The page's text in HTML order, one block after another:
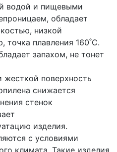
водой и пищевыми
обладает
низкой
точка плавления 160˚С.
запахом, не тонет
жесткой поверхность
снижается
стенок
изделия.
с условиями
климата. Такие изделия